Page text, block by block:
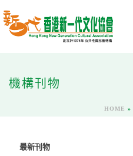
機構刊物
HOME »
最新刊物